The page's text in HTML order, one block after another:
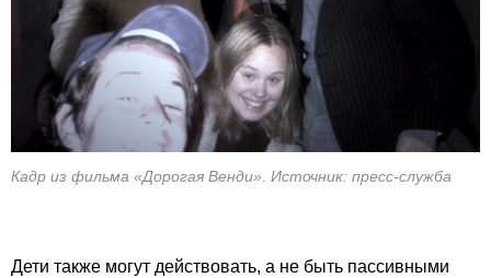
Кадр из фильма «Дорогая Венди». Источник: пресс-служба
Дети также могут действовать, а не быть пассивными